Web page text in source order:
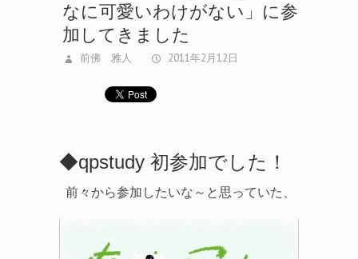
前佛 雅人 2011年2月12日
◆qpstudy 初参加でした！
前々から参加したいな～と思っていた、